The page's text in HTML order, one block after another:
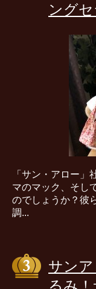
ングセ
「サン・アロー」
マのマック、そし
のでしょうか？彼
調...
サン
るみ